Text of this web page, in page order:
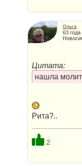
Ольга
63 года
Цитата:
нашла
Рита?..
2